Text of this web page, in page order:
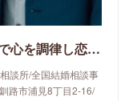
ショパン・マリアージュ（「音楽で心を調律し恋愛心理学でご縁を育てる」釧路市の結婚相談所）/ 全国結婚相談事業者連盟正規加盟店 / cherry-piano.com
談所/全国結婚相談事
路市浦見8丁目2-16/